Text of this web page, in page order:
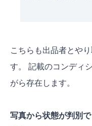
こちらも出品者とや
す。 記載のコンディ
がら存在します。
写真から状態が判別